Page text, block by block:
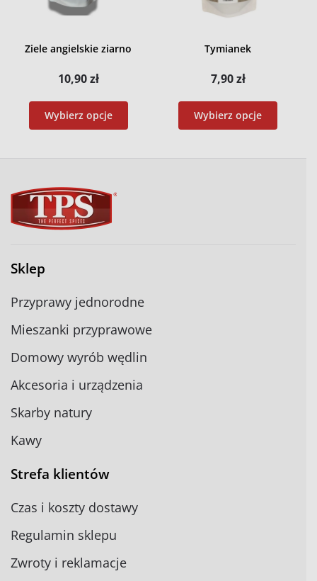
Ziele angielskie ziarno
10,90zł
Wybierz opcje
Tymianek
7,90zł
Wybierz opcje
Sklep
Przyprawy jednorodne
Mieszanki przyprawowe
Domowy wyrób wędlin
Akcesoria i urządzenia
Skarby natury
Kawy
Strefa klientów
Czas i koszty dostawy
Regulamin sklepu
Zwroty i reklamacje